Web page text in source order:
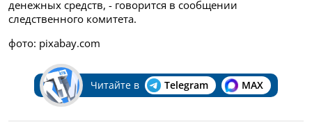
денежных средств, - говорится в сообщении
следственного комитета.
фото: pixabay.com
Читайте в Telegram MAX